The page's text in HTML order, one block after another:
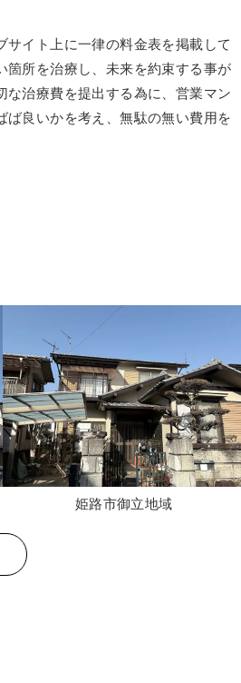
サイト上に一律の料金表を掲載して
箇所を治療し、未来を約束する事が
治療費を提出する為に、営業マン
良いかを考え、無駄の無い費用を
姫路市御立地域